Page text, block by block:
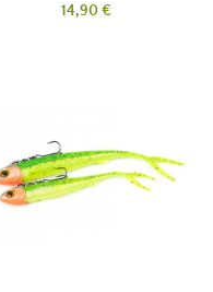
Precio
14,90 €